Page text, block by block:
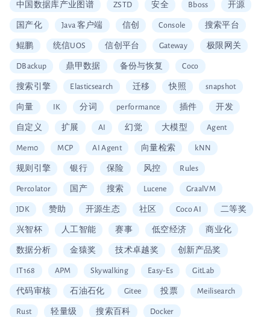
中国数据库产业图谱 ZSTD 安全 Bboss 开源
国产化 Java 客户端 信创 Console 搜索平台
鲲鹏 统信UOS 信创平台 Gateway 极限网关
DBackup 鼎甲数据 备份与恢复 Coco
搜索引擎 Elasticsearch 迁移 快照 snapshot
向量 IK 分词 performance 插件 开发
自定义 扩展 AI 幻觉 大模型 Agent
Mem0 MCP AI Agent 向量检索 kNN
规则引擎 银行 保险 风控 Rules
Percolator 国产 搜索 Lucene GraalVM
JDK 赞助 开源生态 社区 Coco AI 二等奖
兴智杯 人工智能 赛事 低空经济 商业化
数据分析 金猿奖 技术卓越奖 创新产品奖
IT168 APM Skywalking Easy-Es GitLab
代码审核 石油石化 Gitee 投票 Meilisearch
Rust 轻量级 搜索百科 Docker